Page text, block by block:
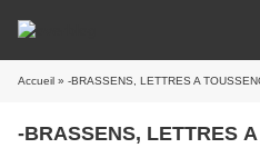
Accueil » -BRASSENS, LETTRES A
-BRASSENS, LETTRES